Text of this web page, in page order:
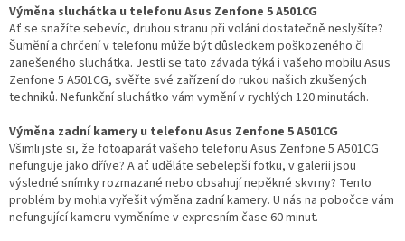
Výměna sluchátka u telefonu Asus Zenfone 5 A501CG
Ať se snažíte sebevíc, druhou stranu při volání dostatečně neslyšíte?
Šumění a chrčení v telefonu může být důsledkem poškozeného či
zanešeného sluchátka. Jestli se tato závada týká i vašeho mobilu Asus
Zenfone 5 A501CG, svěřte své zařízení do rukou našich zkušených
techniků. Nefunkční sluchátko vám vymění v rychlých 120 minutách.
Výměna zadní kamery u telefonu Asus Zenfone 5 A501CG
Všimli jste si, že fotoaparát vašeho telefonu Asus Zenfone 5 A501CG
nefunguje jako dříve? A ať uděláte sebelepší fotku, v galerii jsou
výsledné snímky rozmazané nebo obsahují nepěkné skvrny? Tento
problém by mohla vyřešit výměna zadní kamery. U nás na pobočce vám
nefungující kameru vyměníme v expresním čase 60 minut.